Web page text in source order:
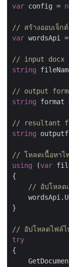
var config =
// สร้างออบเจ็ก
var wordsApi =
// input
string
// output
string format
// resultant
string
// โหลดเนื้อหาไฟ
using (var file
{
// อัปโหลด
}
// อัปโหลด
try
{